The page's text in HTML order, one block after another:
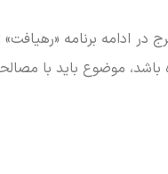
در ادامه برنامه
باشد، موضوع باید با